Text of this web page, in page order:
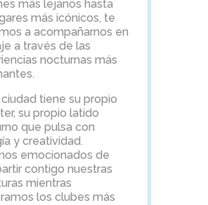
más lejanos hasta
más icónicos, te
a acompañarnos en
a través de las
nocturnas más
tiene su propio
su propio latido
que pulsa con
y creatividad.
emocionados de
contigo nuestras
mientras
los clubes más